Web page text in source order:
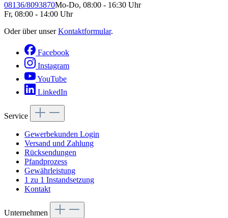
08136/8093870Mo-Do, 08:00 - 16:30 Uhr
Fr, 08:00 - 14:00 Uhr
Oder über unserKontaktformular.
Facebook
Instagram
YouTube
LinkedIn
Service
Gewerbekunden Login
Versand und Zahlung
Rücksendungen
Pfandprozess
Gewährleistung
1 zu 1 Instandsetzung
Kontakt
Unternehmen